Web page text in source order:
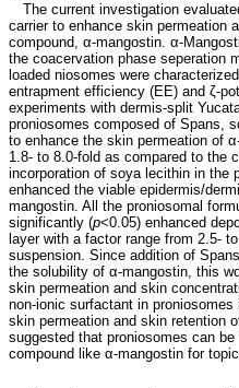
The current investigation
carrier to enhance skin permeation
compound, α-mangostin. α-
the coacervation phase seperation
loaded niosomes were
entrapment efficiency (EE) and ζ-
experiments with dermis-split
proniosomes composed of Spans,
to enhance the skin permeation of
1.8- to 8.0-fold as compared to the
incorporation of soya lecithin in the
enhanced the viable epidermis/
mangostin. All the proniosomal
significantly (p<0.05) enhanced
layer with a factor range from 2.5-
suspension. Since addition of
the solubility of α-mangostin, this
skin permeation and skin
non-ionic surfactant in
skin permeation and skin retention
suggested that proniosomes can
compound like α-mangostin for